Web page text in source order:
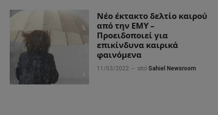
Νέο έκτακτο δελτίο καιρού
από την ΕΜΥ –
Προειδοποιεί για
επικίνδυνα καιρικά
φαινόμενα
11/03/2022 από Sahiel Newsroom